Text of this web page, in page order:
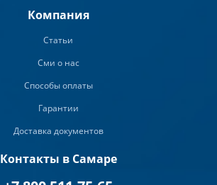
Компания
Статьи
Сми о нас
Способы оплаты
Гарантии
Доставка документов
Контакты в Самаре